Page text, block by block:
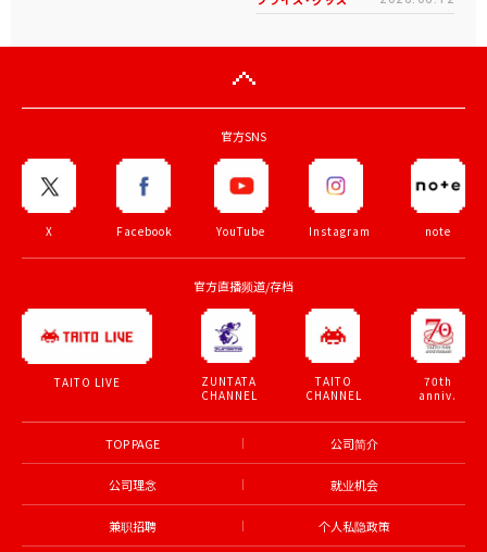
官方SNS
X Facebook YouTube Instagram note
官方直播频道/存档
TAITO LIVE
ZUNTATA
CHANNEL
TAITO
CHANNEL
70th
anniv.
TOP PAGE 公司简介
公司理念 就业机会
兼职招聘 个人私隐政策